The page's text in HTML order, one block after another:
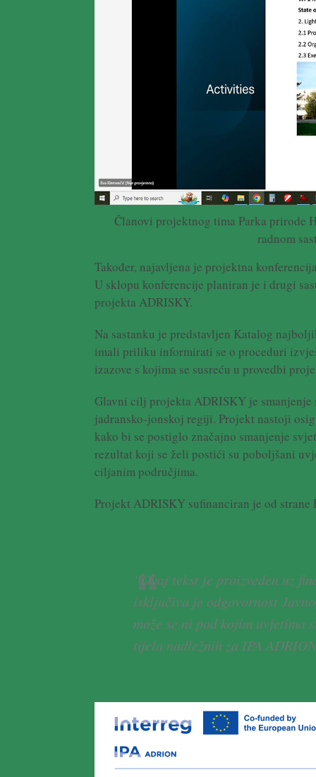
Članovi projektnog tima Parka prirode
radnom
Također, najavljena je projektna
U sklopu konferencije planiran je i drugi
projekta ADRISKY.
Na sastanku je predstavljen Katalog
imali priliku informirati se o proceduri
izazove s kojima se susreću u provedbi
Glavni cilj projekta ADRISKY je
jadransko-jonskoj regiji. Projekt nastoji
kako bi se postiglo značajno smanjenje
rezultat koji se želi postići su poboljšani
ciljanim područjima.
Projekt ADRISKY sufinanciran je od
“Ovaj tekst je proizveden uz
isključiva je odgovornost
može se ni pod kojim
tijela nadležnih za IPA